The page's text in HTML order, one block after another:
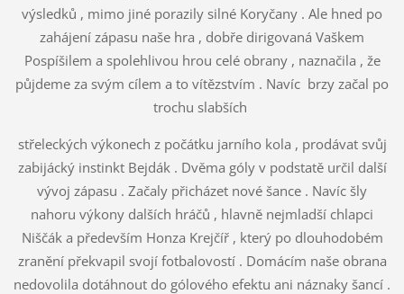
výsledků , mimo jiné porazily silné Koryčany . Ale hned po
zahájení zápasu naše hra , dobře dirigovaná Vaškem
Pospíšilem a spolehlivou hrou celé obrany , naznačila , že
půjdeme za svým cílem a to vítězstvím . Navíc brzy začal po
trochu slabších
střeleckých výkonech z počátku jarního kola , prodávat svůj
zabijácký instinkt Bejdák . Dvěma góly v podstatě určil další
vývoj zápasu . Začaly přicházet nové šance . Navíc šly
nahoru výkony dalších hráčů , hlavně nejmladší chlapci
Niščák a především Honza Krejčíř , který po dlouhodobém
zranění překvapil svojí fotbalovostí . Domácím naše obrana
nedovolila dotáhnout do gólového efektu ani náznaky šancí .